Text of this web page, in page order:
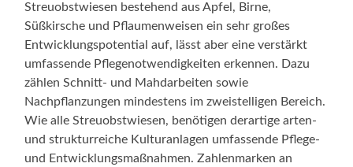
Streuobstwiesen bestehend aus Apfel, Birne,
Süßkirsche und Pflaumenweisen ein sehr großes
Entwicklungspotential auf, lässt aber eine verstärkt
umfassende Pflegenotwendigkeiten erkennen. Dazu
zählen Schnitt- und Mahdarbeiten sowie
Nachpflanzungen mindestens im zweistelligen Bereich.
Wie alle Streuobstwiesen, benötigen derartige arten-
und strukturreiche Kulturanlagen umfassende Pflege-
und Entwicklungsmaßnahmen. Zahlenmarken an